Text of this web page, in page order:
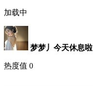
加载中
梦梦丿今天休息啦
热度值 0